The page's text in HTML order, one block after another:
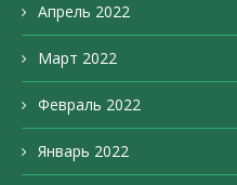
Апрель 2022
Март 2022
Февраль 2022
Январь 2022